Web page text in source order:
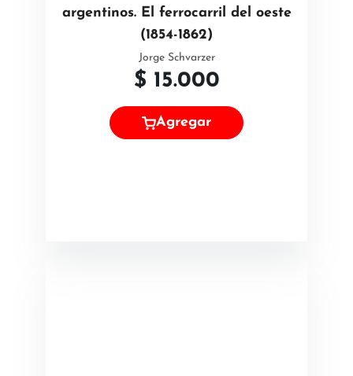
argentinos. El ferrocarril del oeste
(1854-1862)
Jorge Schvarzer
$ 15.000
Agregar